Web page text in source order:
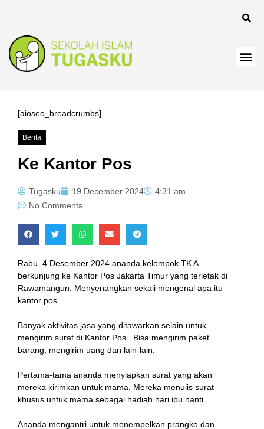
[aioseo_breadcrumbs]
Berita
Ke Kantor Pos
Tugasku 19 December 2024
4:31 am
No Comments
Rabu, 4 Desember 2024 ananda kelompok TK A
berkunjung ke Kantor Pos Jakarta Timur yang terletak di
Rawamangun. Menyenangkan sekali mengenal apa itu
kantor pos.
Banyak aktivitas jasa yang ditawarkan selain untuk
mengirim surat di Kantor Pos. Bisa mengirim paket
barang, mengirim uang dan lain-lain.
Pertama-tama ananda menyiapkan surat yang akan
mereka kirimkan untuk mama. Mereka menulis surat
khusus untuk mama sebagai hadiah hari ibu nanti.
Ananda mengantri untuk menempelkan prangko dan